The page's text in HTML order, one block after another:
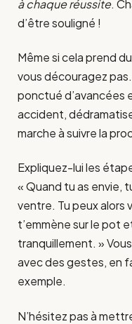
à chaque réussite.
d’être souligné !
Même si cela prend
vous découragez
ponctué d’avancées
accident,
marche à suivre la
Expliquez-lui les
« Quand tu as envie,
ventre. Tu peux alors
t’emmène sur le pot
tranquillement. »
avec des gestes, en
exemple.
N’hésitez pas à